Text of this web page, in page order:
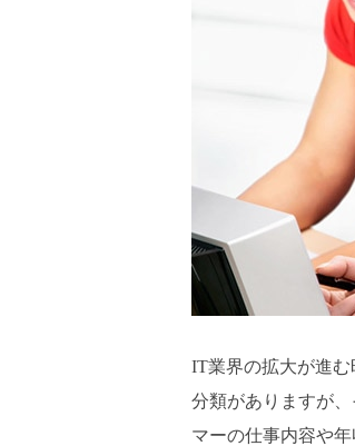
IT業界の拡大が進
分類がありますが
マーの仕事内容や年